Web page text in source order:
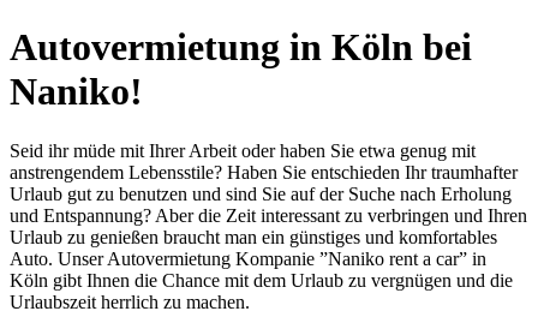
Autovermietung in Köln bei
Naniko!
Seid ihr müde mit Ihrer Arbeit oder haben Sie etwa genug mit
anstrengendem Lebensstile? Haben Sie entschieden Ihr traumhafter
Urlaub gut zu benutzen und sind Sie auf der Suche nach Erholung
und Entspannung? Aber die Zeit interessant zu verbringen und Ihren
Urlaub zu genießen braucht man ein günstiges und komfortables
Auto. Unser Autovermietung Kompanie ”Naniko rent a car” in
Köln gibt Ihnen die Chance mit dem Urlaub zu vergnügen und die
Urlaubszeit herrlich zu machen.